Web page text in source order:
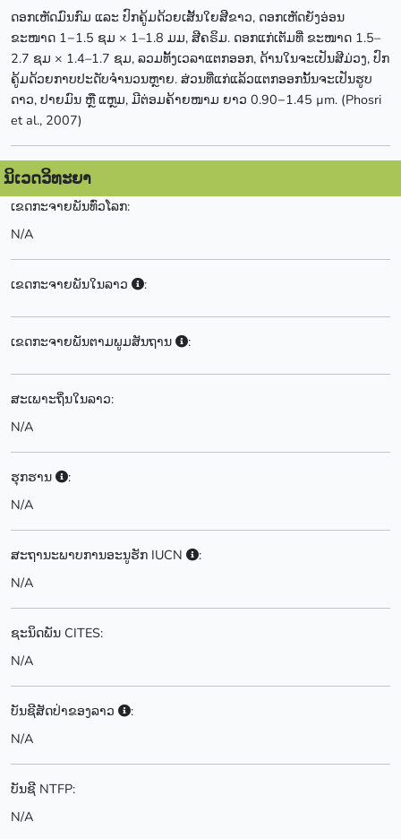
ດອກເຫັດມົນກົມ ແລະ ປົກຄູ້ມດ້ວຍເສັ້ນໃຍສີຂາວ, ດອກເຫັດຍັງອ່ອນ
ຂະໜາດ 1−1.5 ຊມ × 1–1.8 ມມ, ສີຄຣິມ. ດອກແກ່ເຕັມທີ່ ຂະໜາດ 1.5–
2.7 ຊມ × 1.4–1.7 ຊມ, ລວມທັ້ງເວລາແຕກອອກ, ດ້ານໃນຈະເປັນສີມ່ວງ, ປົກ
ຄູ້ມດ້ວຍກາບປະດັບຈຳນວນຫຼາຍ. ສ່ວນທີ່ແກ່ແລ້ວແຕກອອກນັ້ນຈະເປັນຮູບ
ດາວ, ປາຍມົນ ຫຼື ແຫຼມ, ມີຕ່ອມຄ້າຍໜາມ ຍາວ 0.90−1.45 µm. (Phosri
et al., 2007)
ນິເວດວິທະຍາ
ເຂດກະຈາຍພັນທົ່ວໂລກ:
N/A
ເຂດກະຈາຍພັນໃນລາວ :
ເຂດກະຈາຍພັນຕາມພູມສັນຖານ :
ສະເພາະຖິ່ນໃນລາວ:
N/A
ຮຸກຮານ
:
N/A
ສະຖານະພາບການອະນູຮັກ IUCN
:
N/A
ຊະນິດພັນ CITES:
N/A
ບັນຊີສັດປ່າຂອງລາວ
:
N/A
ບັນຊີ NTFP:
N/A